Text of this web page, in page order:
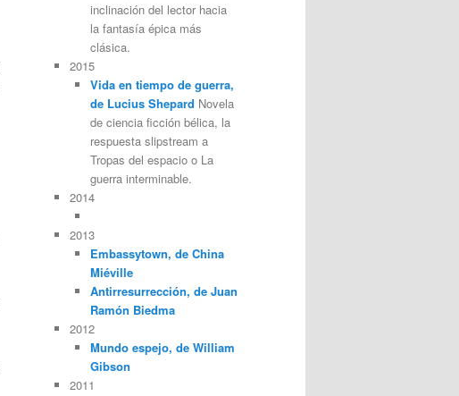
inclinación del lector hacia
la fantasía épica más
clásica.
2015
Vida en tiempo de guerra,
de Lucius Shepard Novela
de ciencia ficción bélica, la
respuesta slipstream a
Tropas del espacio o La
guerra interminable.
2014
2013
Embassytown, de China
Miéville
Antirresurrección, de Juan
Ramón Biedma
2012
Mundo espejo, de William
Gibson
2011